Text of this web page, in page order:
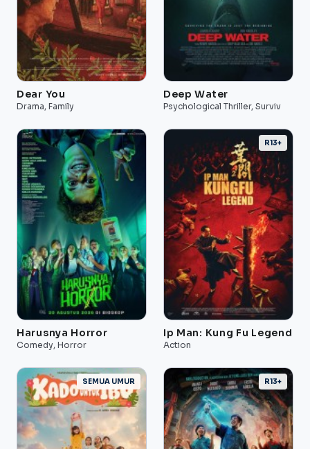
Dear You
Drama, Family
Deep Water
Psychological Thriller, Surviv
Harusnya Horror
Comedy, Horror
R13+
Ip Man: Kung Fu Legend
Action
SEMUA UMUR R13+